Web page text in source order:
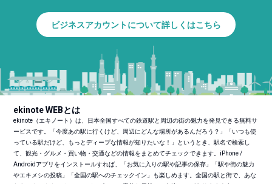
ビジネスアカウントについて詳しくはこちら
ekinote WEBとは
ekinote（エキノート）は、日本全国すべての鉄道駅と周辺の街の魅力を発見できる無料サ
ービスです。「今度あの駅に行くけど、周辺にどんな場所があるんだろう？」「いつも使
っている駅だけど、もっとディープな情報が知りたいな！」というとき、駅名で検索し
て、観光・グルメ・買い物・交通などの情報をまとめてチェックできます。iPhone /
Androidアプリをインストールすれば、「お気に入りの駅や記事の保存」「駅や街の魅力
やエキメシの投稿」「全国の駅へのチェックイン」も楽しめます。全国の駅と街で、あな